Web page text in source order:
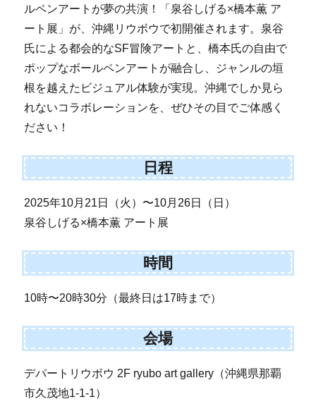
ルペンアートが夢の共演！「泉谷しげる×橋本薫 ア
ート展」が、沖縄リウボウで初開催されます。泉谷
氏による都会的なSF冒険アートと、橋本氏の自由で
ポップなボールペンアートが融合し、ジャンルの垣
根を越えたビジュアル体験が実現。沖縄でしか見ら
れないコラボレーションを、ぜひその目でご体感く
ださい！
日程
2025年10月21日（火）〜10月26日（日）
泉谷しげる×橋本薫 アート展
時間
10時〜20時30分（最終日は17時まで）
会場
デパートリウボウ 2F ryubo art gallery（沖縄県那覇
市久茂地1-1-1）